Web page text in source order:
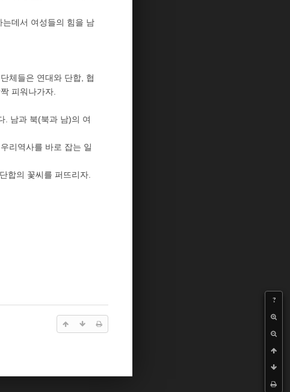
?
데서 여성들의 힘을 남
체들은 연대와 단합, 협
피워나가자.
. 남과 북(북과 남)의 여
리역사를 바로 잡는 일
합의 꽃씨를 퍼뜨리자.